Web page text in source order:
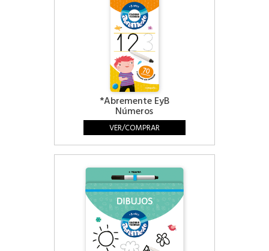
*Abremente EyB
Números
VER/COMPRAR